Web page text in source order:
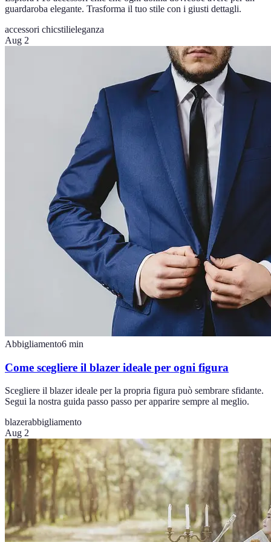
guardaroba elegante. Trasforma il tuo stile con i giusti dettagli.
accessori chicstilieleganza
Aug 2
Abbigliamento6 min
Come scegliere il blazer ideale per ogni figura
Scegliere il blazer ideale per la propria figura può sembrare sfidante.
Segui la nostra guida passo passo per apparire sempre al meglio.
blazerabbigliamento
Aug 2